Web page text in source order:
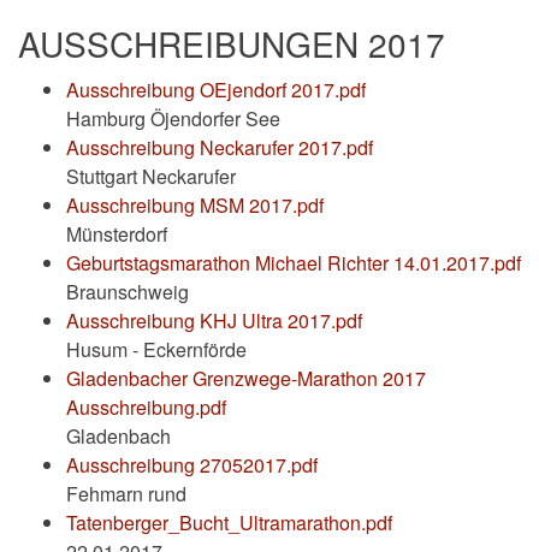
AUSSCHREIBUNGEN 2017
Ausschreibung OEjendorf 2017.pdf
Hamburg Öjendorfer See
Ausschreibung Neckarufer 2017.pdf
Stuttgart Neckarufer
Ausschreibung MSM 2017.pdf
Münsterdorf
Geburtstagsmarathon Michael Richter 14.01.2017.pdf
Braunschweig
Ausschreibung KHJ Ultra 2017.pdf
Husum - Eckernförde
Gladenbacher Grenzwege-Marathon 2017
Ausschreibung.pdf
Gladenbach
Ausschreibung 27052017.pdf
Fehmarn rund
Tatenberger_Bucht_Ultramarathon.pdf